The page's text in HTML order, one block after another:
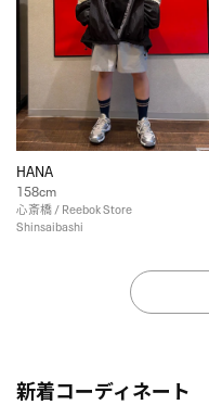
HANA
158cm
心斎橋 / Reebok Store
Shinsaibashi
新着コーディネート